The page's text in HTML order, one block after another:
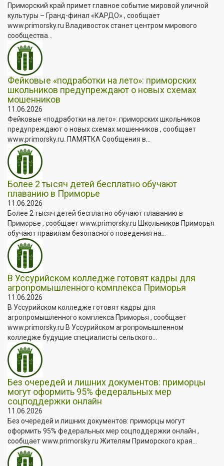
Приморский край примет главное событие мировой уличной
культуры – Гранд-финал «КАРДО» , сообщает
www.primorsky.ru Владивосток станет центром мирового
сообщества...
Фейковые «подработки на лето»: приморских
школьников предупреждают о новых схемах
мошенников
11.06.2026
Фейковые «подработки на лето»: приморских школьников
предупреждают о новых схемах мошенников , сообщает
www.primorsky.ru. ПАМЯТКА Сообщения в...
Более 2 тысяч детей бесплатно обучают
плаванию в Приморье
11.06.2026
Более 2 тысяч детей бесплатно обучают плаванию в
Приморье , сообщает www.primorsky.ru Школьников Приморья
обучают правилам безопасного поведения на...
В Уссурийском колледже готовят кадры для
агропромышленного комплекса Приморья
11.06.2026
В Уссурийском колледже готовят кадры для
агропромышленного комплекса Приморья , сообщает
www.primorsky.ru В Уссурийском агропромышленном
колледже будущие специалисты сельского...
Без очередей и лишних документов: приморцы
могут оформить 95% федеральных мер
соцподдержки онлайн
11.06.2026
Без очередей и лишних документов: приморцы могут
оформить 95% федеральных мер соцподдержки онлайн ,
сообщает www.primorsky.ru Жителям Приморского края...